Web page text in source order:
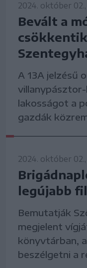
2024. október
Bevált a
A 13A jelzésű
lakosságot a
gazdák
2024. október
legújabb
Bemutatják
megjelent
könyvtárban,
beszélgetni a